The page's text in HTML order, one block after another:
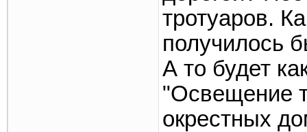
тротуаров.
получилось
А то будет
"Освещение
окрестных